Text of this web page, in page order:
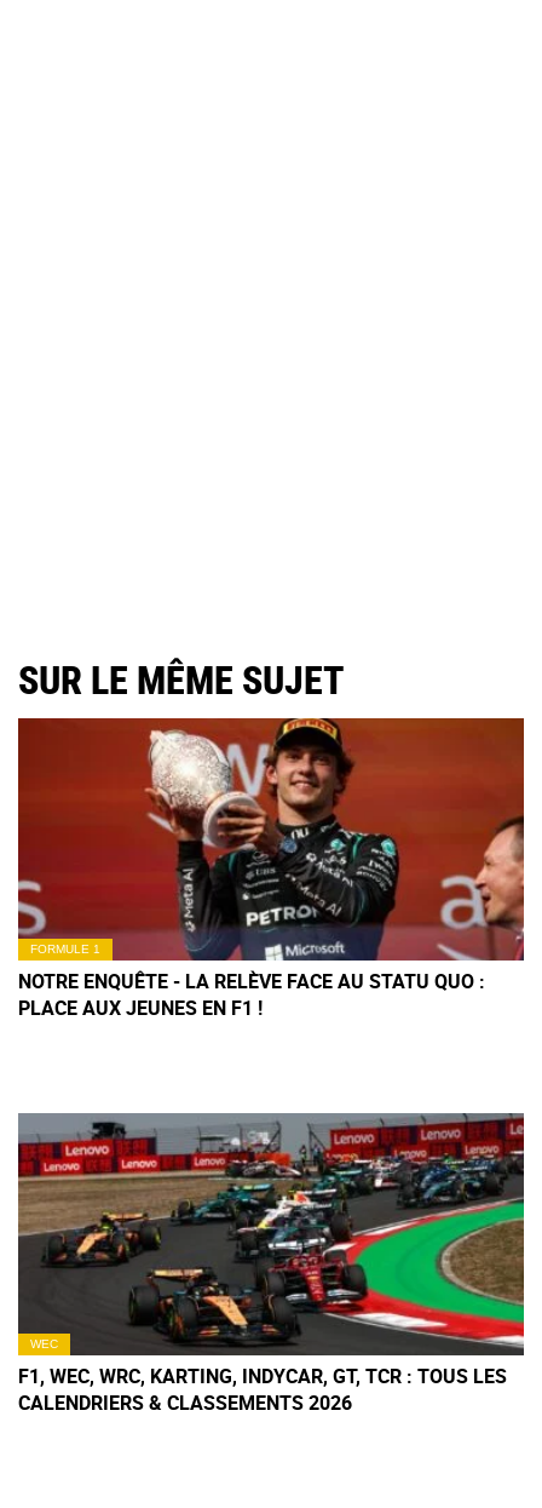
SUR LE MÊME SUJET
FORMULE 1
NOTRE ENQUÊTE - LA RELÈVE FACE AU STATU QUO :
PLACE AUX JEUNES EN F1 !
WEC
F1, WEC, WRC, KARTING, INDYCAR, GT, TCR : TOUS LES
CALENDRIERS & CLASSEMENTS 2026